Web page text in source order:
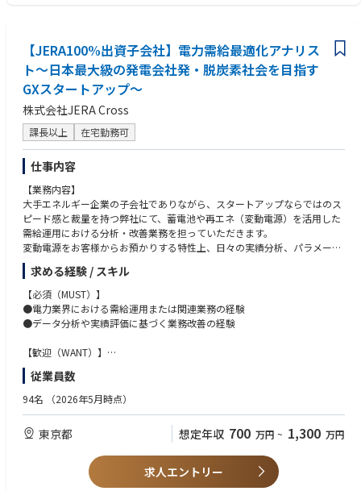
・前例のない技術挑戦 - プラント設計データの統合という、業界でも確立
された手法がない領域に取り組める。自ら仮説を立て、試行錯誤しながら
道を切り拓く面白さがある。
・事業への直接的なインパクト - 開発したシステムが実際のプラント設計
業務で使われ、業務効率化・品質向上に直結する。
・技術選定からの関与 - 少人数チームのため、技術選定・アーキテクチャ
設計から主体的に関われる。大企業の中でスタートアップ的な裁量を持っ
て働ける。
＜求める人物像＞
・新しい技術や未知の領域に強い知的好奇心を持ち、自ら学びながら挑戦
できる方
・技術的な専門性を活かし、チームやプロジェクトを主体的にリードでき
る方
・プラントエンジニアリングという新たなドメインに対して前向きに取り
組める方
・システム開発そのものだけでなく、業務変革や価値創出に関心を持てる
方
・現場の課題を理解し、業務改善・DX推進を自ら提案・実行できる方
なし
＜海外出張の有無・頻度＞
あり
【JERA100%出資子会社】電力需給最適化アナリス
ト～日本最大級の発電会社発・脱炭素社会を目指す
GXスタートアップ～
株式会社JERA Cross
課長以上 在宅勤務可
仕事内容
【業務内容】
大手エネルギー企業の子会社でありながら、スタートアップならではのス
ピード感と裁量を持つ弊社にて、蓄電池や再エネ（変動電源）を活用した
需給運用における分析・改善業務を担っていただきます。
変動電源をお客様からお預かりする特性上、日々の実績分析、パラメータ
最適化、レポーティング（マンスリーレポート等）を通じて、運用の高度
化・収益最大化を実現することが本ポジションのミッションです。
具体的には、需給調整市場・容量市場を含む市場環境や制度動向を踏まえ
ながら、
●入札・制御パラメータの改善・チューニング
などを担当いただきます。
単なる分析に留まらず、分析結果を運用やプロダクトに反映し、当社のプ
ロダクト進化に直結させていく役割を担っていただきます。
あらゆるエネルギー問題から解放された地球を創る。
JERA Cross は、日本最大級の発電事業者である JERA の 100 % 子会社と
求める経験 / スキル
【必須（MUST）】
●電力業界における需給運用または関連業務の経験
●データ分析や実績評価に基づく業務改善の経験
【歓迎（WANT）】
●需給調整市場、容量市場における運用または分析経験
●蓄電池や再エネの運用データ分析、最適化経験
●Excel等を用いたデータ分析スキル
【求める人物像】
●データや事実に基づき、運用改善を回し続けられる方
●分析だけで終わらず、実運用や仕組みに落とし込める方
●不確実性の高い環境でも仮説検証を高速に回せる方
●社内外と連携しながら価値創出までやり切れる方
従業員数
94名 （2026年5月時点）
東京都 想定年収 700 万円 ~ 1,300 万円
求人エントリー